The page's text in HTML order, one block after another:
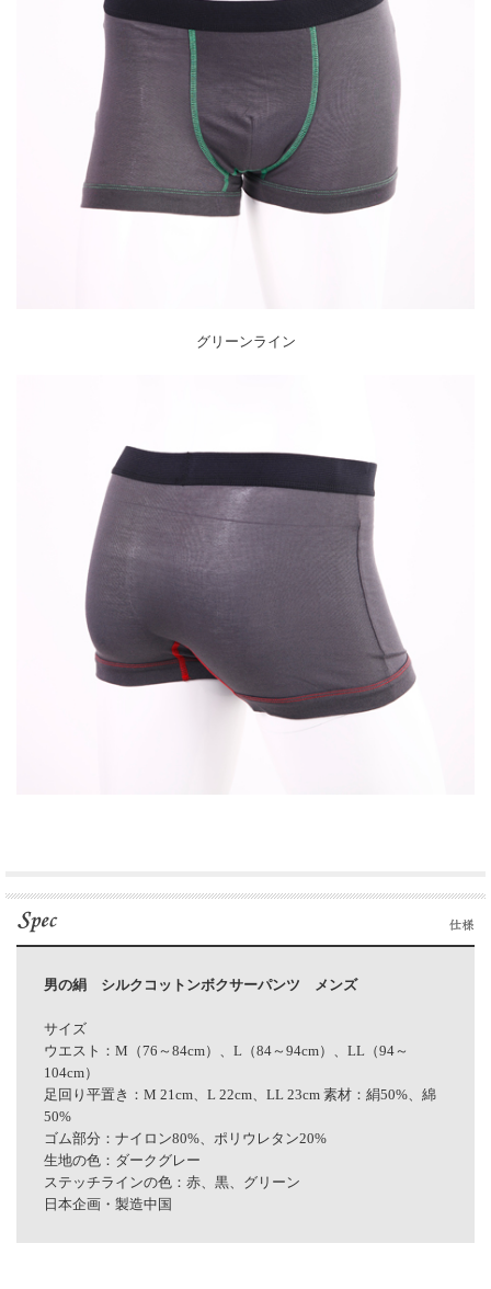
グリーンライン
男の絹 シルクコットンボクサーパンツ メンズ
サイズ
ウエスト：M（76～84cm）、L（84～94cm）、LL（94～
104cm）
足回り平置き：M 21cm、L 22cm、LL 23cm 素材：絹50%、綿
50%
ゴム部分：ナイロン80%、ポリウレタン20%
生地の色：ダークグレー
ステッチラインの色：赤、黒、グリーン
日本企画・製造中国